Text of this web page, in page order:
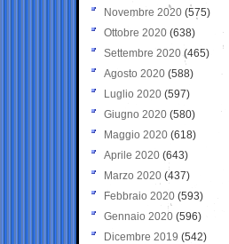
Novembre 2020 (575)
Ottobre 2020 (638)
Settembre 2020(465)
Agosto 2020 (588)
Luglio 2020 (597)
Giugno 2020 (580)
Maggio 2020 (618)
Aprile 2020 (643)
Marzo 2020 (437)
Febbraio 2020 (593)
Gennaio 2020 (596)
Dicembre 2019 (542)